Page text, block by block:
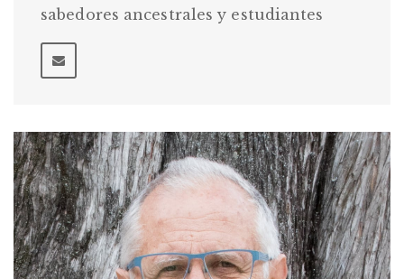
sabedores ancestrales y estudiantes